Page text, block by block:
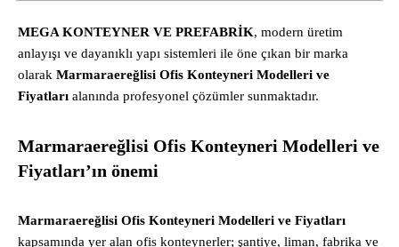
MEGA KONTEYNER VE PREFABRİK, modern üretim
anlayışı ve dayanıklı yapı sistemleri ile öne çıkan bir marka
olarak Marmaraereğlisi Ofis Konteyneri Modelleri ve
Fiyatları alanında profesyonel çözümler sunmaktadır.
Marmaraereğlisi Ofis Konteyneri Modelleri ve
Fiyatları’ın önemi
Marmaraereğlisi Ofis Konteyneri Modelleri ve Fiyatları
kapsamında yer alan ofis konteynerler; şantiye, liman, fabrika ve